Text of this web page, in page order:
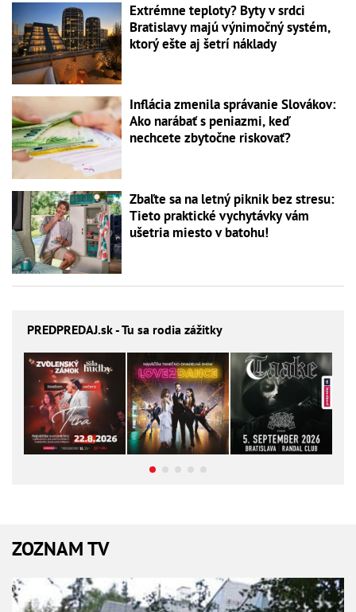
Extrémne teploty? Byty v srdci
Bratislavy majú výnimočný systém,
ktorý ešte aj šetrí náklady
Inflácia zmenila správanie Slovákov:
Ako narábať s peniazmi, keď
nechcete zbytočne riskovať?
Zbaľte sa na letný piknik bez stresu:
Tieto praktické vychytávky vám
ušetria miesto v batohu!
PREDPREDAJ.sk - Tu sa rodia zážitky
ZOZNAM TV